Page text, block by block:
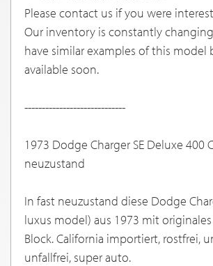
Please contact us if you were
Our inventory is constantly
have similar examples of this model
available soon.
-----------------------------
1973 Dodge Charger SE Deluxe 400
neuzustand
In fast neuzustand diese Dodge
luxus model) aus 1973 mit
Block. California importiert, rostfrei,
unfallfrei, super auto.